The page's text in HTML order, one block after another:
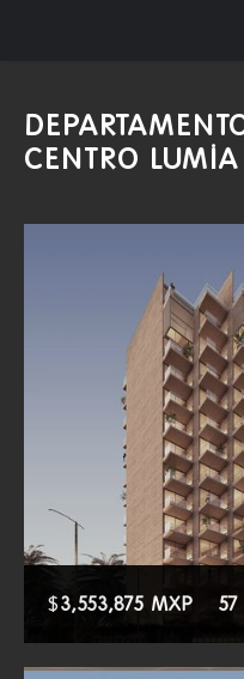
CENTRO LUMIA
$3,553,875 MXP 57